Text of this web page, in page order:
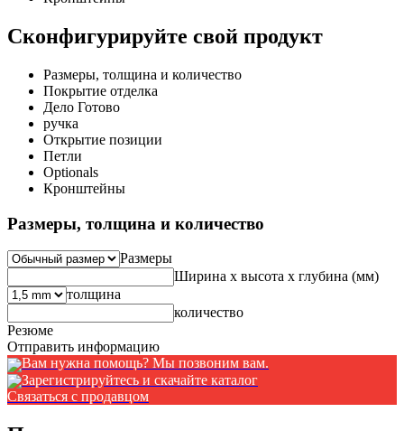
Сконфигурируйте свой продукт
Размеры, толщина и количество
Покрытие отделка
Дело Готово
ручка
Открытие позиции
Петли
Optionals
Кронштейны
Размеры, толщина и количество
Размеры
Ширина x высота x глубина (мм)
толщина
количество
Резюме
Отправить информацию
Вам нужна помощь? Мы позвоним вам.
Зарегистрируйтесь и скачайте каталог
Связаться с продавцом